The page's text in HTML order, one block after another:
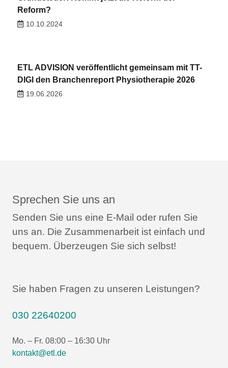
Reform?
10.10.2024
ETL ADVISION veröffentlicht gemeinsam mit TT-
DIGI den Branchenreport Physiotherapie 2026
19.06.2026
Sprechen Sie uns an
Senden Sie uns eine E-Mail oder rufen Sie
uns an. Die Zusammenarbeit ist einfach und
bequem. Überzeugen Sie sich selbst!
Sie haben Fragen zu unseren Leistungen?
030 22640200
Mo. – Fr. 08:00 – 16:30 Uhr
kontakt@etl.de